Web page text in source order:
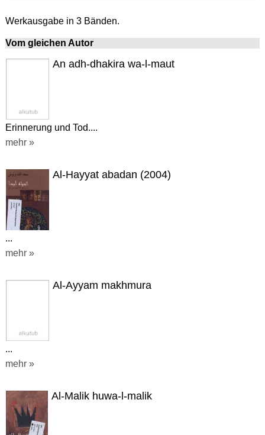
Werkausgabe in 3 Bänden.
Vom gleichen Autor
An adh-dhakira wa-l-maut
Erinnerung und Tod....
mehr »
Al-Hayyat abadan (2004)
...
mehr »
Al-Ayyam makhmura
...
mehr »
Al-Malik huwa-l-malik